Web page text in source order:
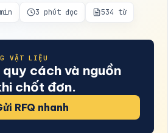
3 phút đọc 534 từ
VẬT LIỆU
cách và nguồn
chốt đơn.
RFQ nhanh